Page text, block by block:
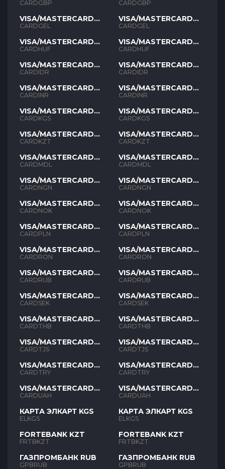
GBP
CARDGBP
VISA/MASTERCARD
GEL
CARDGEL
VISA/MASTERCARD
HUF
CARDHUF
VISA/MASTERCARD
IDR
CARDIDR
VISA/MASTERCARD
INR
CARDINR
VISA/MASTERCARD
KGS
CARDKGS
VISA/MASTERCARD
KZT
CARDKZT
VISA/MASTERCARD
MDL
CARDMDL
VISA/MASTERCARD
NGN
CARDNGN
VISA/MASTERCARD
NOK
CARDNOK
VISA/MASTERCARD
PLN
CARDPLN
VISA/MASTERCARD
RON
CARDRON
VISA/MASTERCARD
RUB
CARDRUB
VISA/MASTERCARD
SEK
CARDSEK
VISA/MASTERCARD
THB
CARDTHB
VISA/MASTERCARD
TJS
CARDTJS
VISA/MASTERCARD
TYR
CARDTRY
VISA/MASTERCARD
UAH
CARDUAH
КАРТА ЭЛКАРТ KGS
ELKGS
FORTEBANK KZT
FRTBKZT
ГАЗПРОМБАНК RUB
GPBRUB
GBP
CARDGBP
VISA/MASTERCARD
GEL
CARDGEL
VISA/MASTERCARD
HUF
CARDHUF
VISA/MASTERCARD
IDR
CARDIDR
VISA/MASTERCARD
INR
CARDINR
VISA/MASTERCARD
KGS
CARDKGS
VISA/MASTERCARD
KZT
CARDKZT
VISA/MASTERCARD
MDL
CARDMDL
VISA/MASTERCARD
NGN
CARDNGN
VISA/MASTERCARD
NOK
CARDNOK
VISA/MASTERCARD
PLN
CARDPLN
VISA/MASTERCARD
RON
CARDRON
VISA/MASTERCARD
RUB
CARDRUB
VISA/MASTERCARD
SEK
CARDSEK
VISA/MASTERCARD
THB
CARDTHB
VISA/MASTERCARD
TJS
CARDTJS
VISA/MASTERCARD
TYR
CARDTRY
VISA/MASTERCARD
UAH
CARDUAH
КАРТА ЭЛКАРТ KGS
ELKGS
FORTEBANK KZT
FRTBKZT
ГАЗПРОМБАНК RUB
GPBRUB